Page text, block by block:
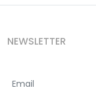
NEWSLETTER